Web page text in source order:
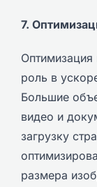
7.
Оптимизация
роль в
Большие
видео и
загрузку
размера